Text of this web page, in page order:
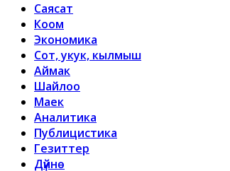
Саясат
Коом
Экономика
Сот, укук, кылмыш
Аймак
Шайлоо
Маек
Аналитика
Публицистика
Гезиттер
Дүйнө